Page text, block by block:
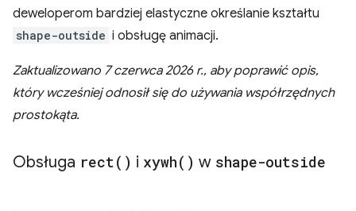
deweloperom bardziej elastyczne określanie kształtu
shape-outside i obsługę animacji.
Zaktualizowano 7 czerwca 2026 r., aby poprawić opis,
który wcześniej odnosił się do używania współrzędnych
prostokąta.
Obsługa rect( ) i xywh( ) w shape-outside